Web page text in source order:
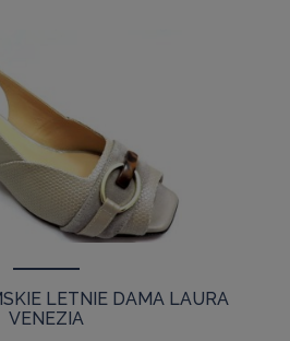
LETNIE DAMA LAURA
VENEZIA